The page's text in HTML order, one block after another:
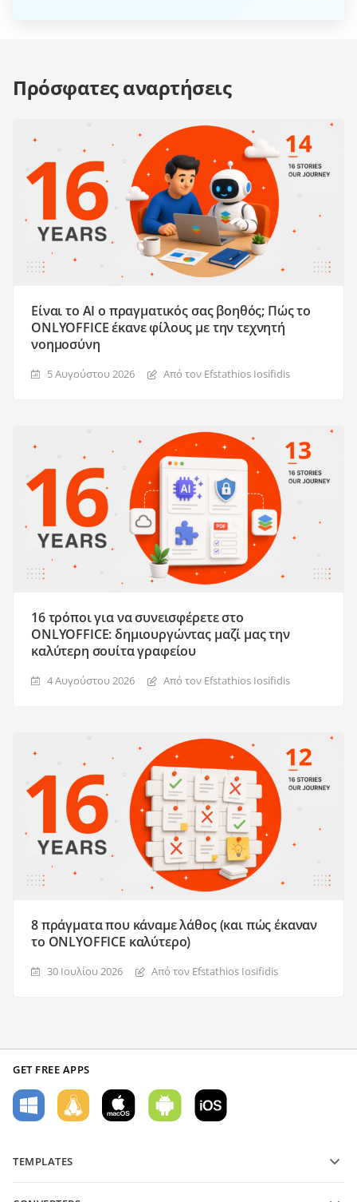
Πρόσφατες αναρτήσεις
Είναι το AI ο πραγματικός σας βοηθός; Πώς το
ONLYOFFICE έκανε φίλους με την τεχνητή
νοημοσύνη
5 Αυγούστου 2026 Από τον Efstathios Iosifidis
16 τρόποι για να συνεισφέρετε στο
ONLYOFFICE: δημιουργώντας μαζί μας την
καλύτερη σουίτα γραφείου
4 Αυγούστου 2026 Από τον Efstathios Iosifidis
8 πράγματα που κάναμε λάθος (και πώς έκαναν
το ONLYOFFICE καλύτερο)
30 Ιουλίου 2026 Από τον Efstathios Iosifidis
GET FREE APPS
TEMPLATES